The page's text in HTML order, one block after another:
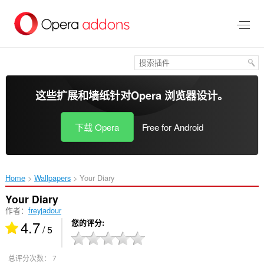
这些扩展和墙纸针对Opera 浏览器设计。
下载 Opera Free for Android
Home Wallpapers Your Diary‎
Your Diary
作者： freyjadour
4.7/ 5 您的评分
总评分次数： 7